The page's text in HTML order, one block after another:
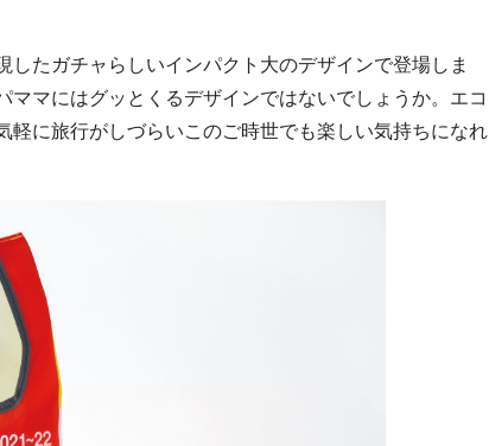
たガチャらしいインパクト大のデザインで登場しま
マにはグッとくるデザインではないでしょうか。エコ
に旅行がしづらいこのご時世でも楽しい気持ちになれ